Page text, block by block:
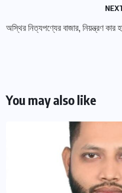
অস্থির নিত্যপণ্যের বাজার, নিয়ন্ত্রণ কার
You may also like